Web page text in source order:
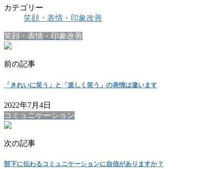
カテゴリー
笑顔・表情・印象改善
笑顔・表情・印象改善
前の記事
「きれいに笑う」と「楽しく笑う」の表情は違います
2022年7月4日
コミュニケーション
次の記事
部下に伝わるコミュニケーションに自信がありますか？